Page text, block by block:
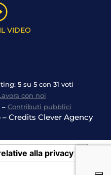
VIDEO
5 su 5 con 31 voti
con noi
– Contributi pubblici
Credits Clever Agency
alla privacy